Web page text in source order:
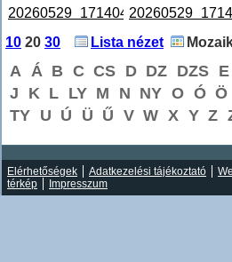
20260529_171404.jpg
10 20 30 Lista nézet
A Á B C CS D DZ DZS E
J
K L LY M N NY O Ó Ö
TY U Ú Ü Ű V W X Y Z
Elérhetőségek Adatkezelési tájékoztató
térkép
Impresszum